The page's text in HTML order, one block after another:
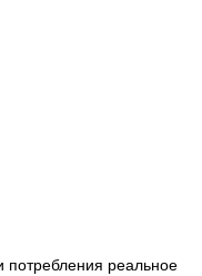
реальное